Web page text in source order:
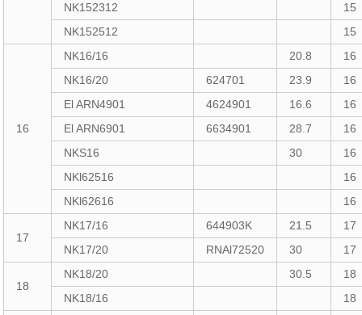
NK152312
15
NK152512
15
16
NK16/16 20.8
16
NK16/20
624701 23.9
16
El ARN4901
4624901 16.6
16
El ARN6901
6634901 28.7
16
NKS16
30
16
NKl62516
16
NKl62616
16
17
NK17/16 644903K 21.5
17
NK17/20
RNAl72520 30 17
18
NK18/20 30.5
18
NK18/16
18